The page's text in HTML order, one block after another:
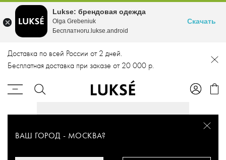
Доставка по всей России от 2 дней.
Бесплатная доставка при заказе от 20 000 р.
ВАШ ГОРОД - МОСКВА?
Lukse: брендовая одежда
Olga Grebeniuk
Бесплатноru.lukse.android
Скачать